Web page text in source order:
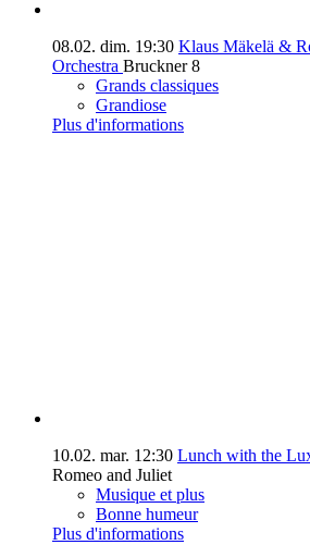
08.02. dim. 19:30 Klaus Mäkelä &
Orchestra Bruckner 8
Grands classiques
Grandiose
Plus d'informations
10.02. mar. 12:30 Lunch with the
Romeo and Juliet
Musique et plus
Bonne humeur
Plus d'informations